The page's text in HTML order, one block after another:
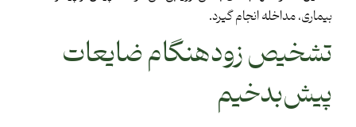
بیماری، مداخله انجام گیرد.
تشخیص زودهنگام ضایعات
پیش‌بدخیم